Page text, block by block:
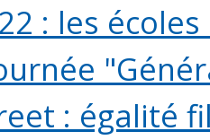
: les
: égalité